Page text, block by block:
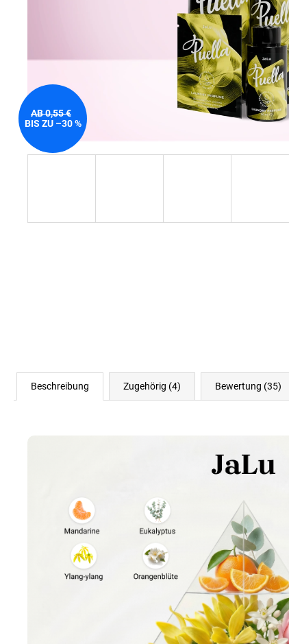
AB 0,55 €
BIS ZU –30 %
Beschreibung Zugehörig (4) Bewertung (35)